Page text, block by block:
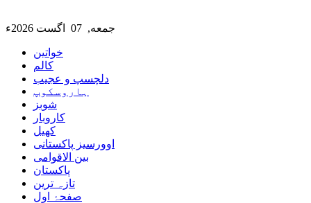
جمعه, 07 اگست 2026ء
خواتین
کالم
دلچسپ و عجیب
ہاروسکوپ
شوبز
کاروبار
کھیل
اوورسیز پاکستانی
بین الاقوامی
پاکستان
تازہ ترین
صفحۂ اول